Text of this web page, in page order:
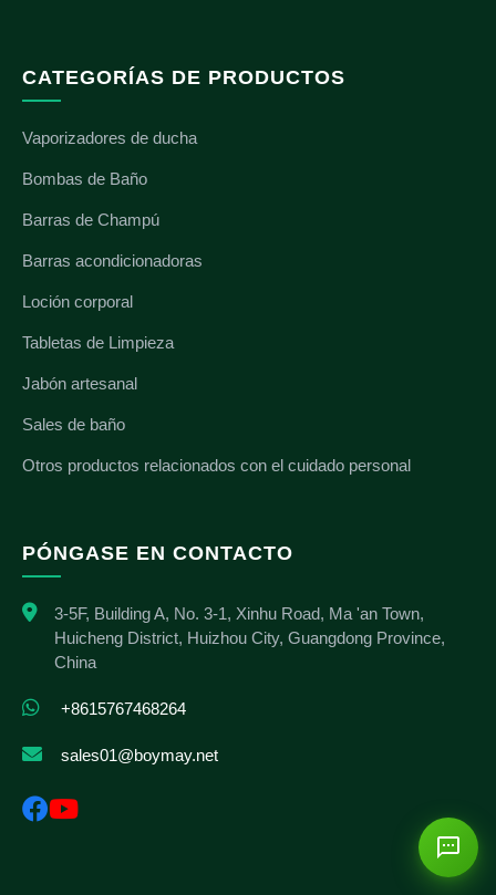
CATEGORÍAS DE PRODUCTOS
Vaporizadores de ducha
Bombas de Baño
Barras de Champú
Barras acondicionadoras
Loción corporal
Tabletas de Limpieza
Jabón artesanal
Sales de baño
Otros productos relacionados con el cuidado personal
PÓNGASE EN CONTACTO
3-5F, Building A, No. 3-1, Xinhu Road, Ma 'an Town,
Huicheng District, Huizhou City, Guangdong Province,
China
+8615767468264
sales01@boymay.net